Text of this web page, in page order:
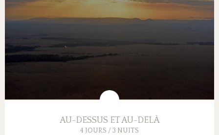
AU-DESSUS ET AU-DELÀ
4 JOURS / 3 NUITS